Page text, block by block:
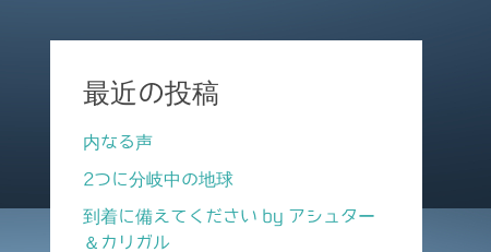
最近の投稿
内なる声
2つに分岐中の地球
到着に備えてください by アシュター
＆カリガル